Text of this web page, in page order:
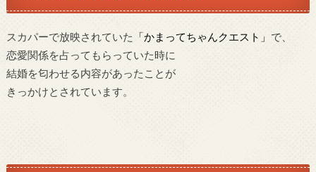
スカパーで放映されていた 「かまってちゃんクエスト」 で、
恋愛関係を占ってもらっていた時に
結婚を匂わせる内容があったことが
きっかけとされています。